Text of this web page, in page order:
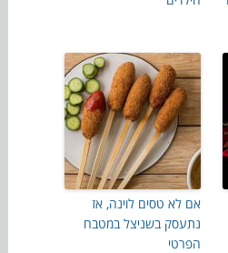
אם לא טסים לוינה, אז
נתעסק בשניצל במטבח
הפרטי